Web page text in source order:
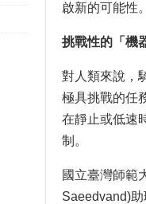
啟新的可能性。
挑戰性的「機
對人類來說，
極具挑戰的任
在靜止或低速
制。
國立臺灣師範
Saeedvand)